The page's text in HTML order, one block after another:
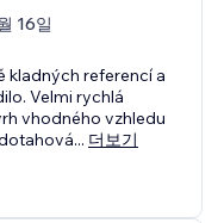
16일
kladných referencí a
Velmi rychlá
vhodného vzhledu
... 더보기